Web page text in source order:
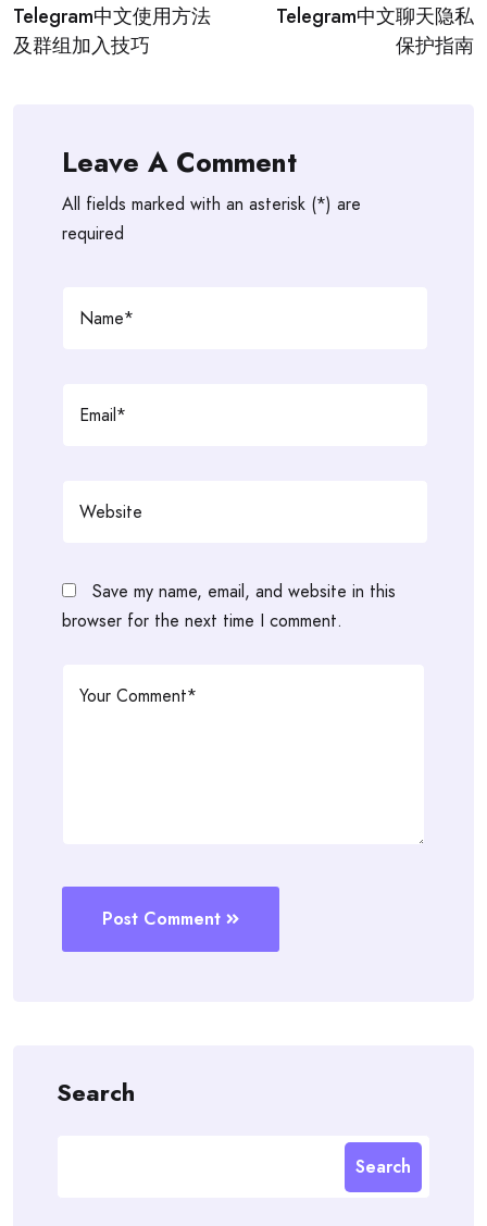
navigation
Telegram中文使用方法
及群组加入技巧
Telegram中文聊天隐私
保护指南
Leave A Comment
All fields marked with an asterisk (*) are
required
Save my name, email, and website in this
browser for the next time I comment.
Post Comment
Search
Search